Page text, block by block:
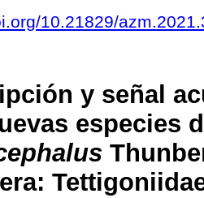
10.21829/
y señal
especies